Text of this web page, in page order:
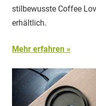
stilbewusste Coffee
erhältlich.
Mehr erfahren